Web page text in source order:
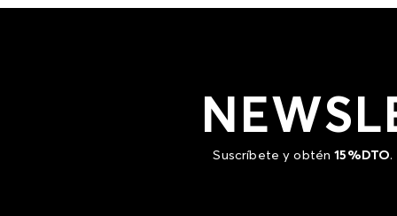
Suscríbete y obtén15%DTO.